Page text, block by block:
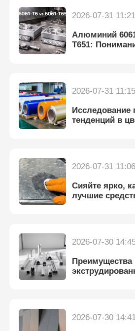
Продукты
О нас
Контроль качества
Новости
Случаи
Запросить расценки
2026-07-31
Алюминий
T651:
2026-07-31
Исследование
тенденций в
2026-07-31
Сияйте ярко,
лучшие
2026-07-30
Преимущества
2026-07-30